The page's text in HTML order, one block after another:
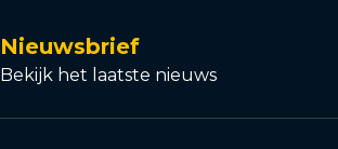
Nieuwsbrief
Bekijk het laatste nieuws